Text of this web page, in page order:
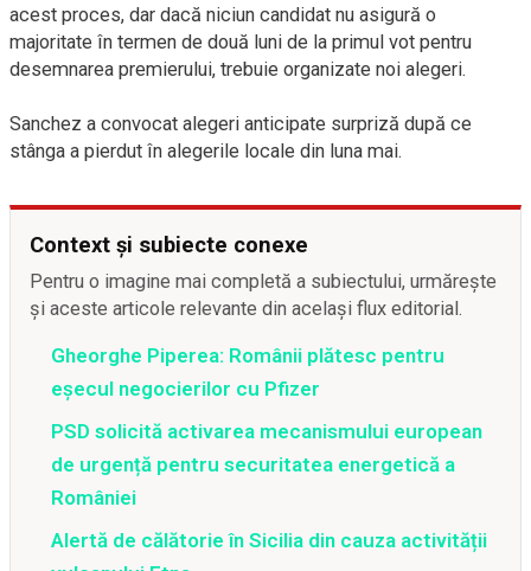
acest proces, dar dacă niciun candidat nu asigură o
majoritate în termen de două luni de la primul vot pentru
desemnarea premierului, trebuie organizate noi alegeri.
Sanchez a convocat alegeri anticipate surpriză după ce
stânga a pierdut în alegerile locale din luna mai.
Context și subiecte conexe
Pentru o imagine mai completă a subiectului, urmărește
și aceste articole relevante din același flux editorial.
Gheorghe Piperea: Românii plătesc pentru
eșecul negocierilor cu Pfizer
PSD solicită activarea mecanismului european
de urgență pentru securitatea energetică a
României
Alertă de călătorie în Sicilia din cauza activității